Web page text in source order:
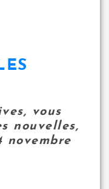
vous
nouvelles,
novembre